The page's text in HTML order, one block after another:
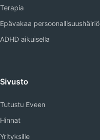
Terapia
Epävakaa persoonallisuushäiriö
ADHD aikuisella
Sivusto
Tutustu Eveen
Hinnat
Yrityksille